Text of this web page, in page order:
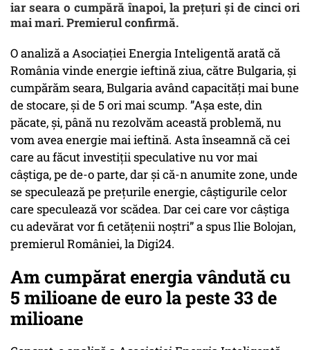
iar seara o cumpără înapoi, la prețuri și de cinci ori
mai mari. Premierul confirmă.
O analiză a Asociației Energia Inteligentă arată că
România vinde energie ieftină ziua, către Bulgaria, și
cumpărăm seara, Bulgaria având capacități mai bune
de stocare, și de 5 ori mai scump. ”Așa este, din
păcate, și, până nu rezolvăm această problemă, nu
vom avea energie mai ieftină. Asta înseamnă că cei
care au făcut investiții speculative nu vor mai
câștiga, pe de-o parte, dar și că-n anumite zone, unde
se speculează pe prețurile energie, câștigurile celor
care speculează vor scădea. Dar cei care vor câștiga
cu adevărat vor fi cetățenii noștri” a spus Ilie Bolojan,
premierul României, la Digi24.
Am cumpărat energia vândută cu
5 milioane de euro la peste 33 de
milioane